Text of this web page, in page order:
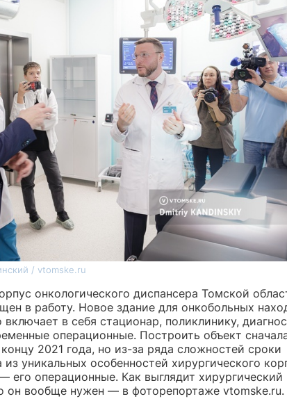
/ vtomske.ru
онкологического диспансера Томской
в работу. Новое здание для онкобольных
в себя стационар, поликлинику,
операционные. Построить объект
2021 года, но из-за ряда сложностей сроки
уникальных особенностей хирургического
его операционные. Как выглядит хирургический
он вообще нужен — в фоторепортаже vtomske.ru.